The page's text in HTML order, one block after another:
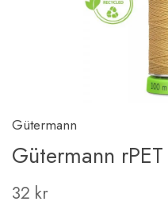
Gütermann
Gütermann
32 kr